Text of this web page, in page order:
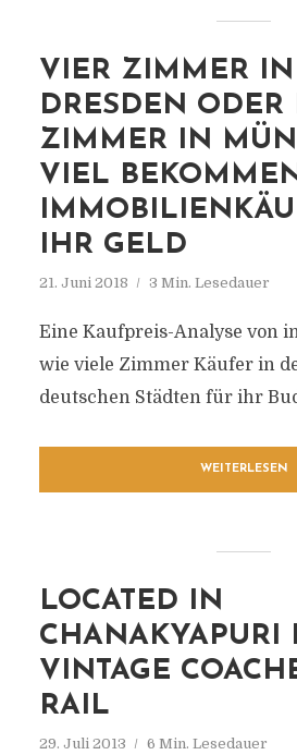
VIER ZIMMER IN
DRESDEN ODER
ZIMMER IN
VIEL
IHR GELD
21. Juni 2018 3 Min. Lesedauer
Eine Kaufpreis-Analyse von
wie viele Zimmer Käufer in
deutschen Städten für ihr
WEITERLESEN
LOCATED IN
CHANAKYAPURI
VINTAGE
RAIL
29. Juli 2013 6 Min. Lesedauer